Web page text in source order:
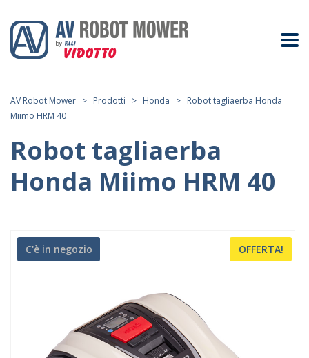
AV Robot Mower > Prodotti > Honda > Robot tagliaerba Honda
Miimo HRM 40
Robot tagliaerba
Honda Miimo HRM 40
C'è in negozio OFFERTA!